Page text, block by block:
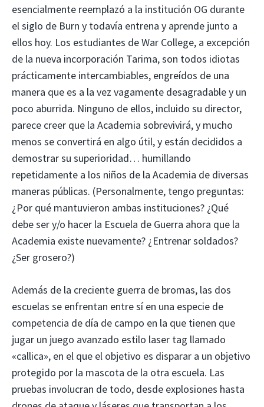
esencialmente reemplazó a la institución OG durante
el siglo de Burn y todavía entrena y aprende junto a
ellos hoy. Los estudiantes de War College, a excepción
de la nueva incorporación Tarima, son todos idiotas
prácticamente intercambiables, engreídos de una
manera que es a la vez vagamente desagradable y un
poco aburrida. Ninguno de ellos, incluido su director,
parece creer que la Academia sobrevivirá, y mucho
menos se convertirá en algo útil, y están decididos a
demostrar su superioridad… humillando
repetidamente a los niños de la Academia de diversas
maneras públicas. (Personalmente, tengo preguntas:
¿Por qué mantuvieron ambas instituciones? ¿Qué
debe ser y/o hacer la Escuela de Guerra ahora que la
Academia existe nuevamente? ¿Entrenar soldados?
¿Ser grosero?)
Además de la creciente guerra de bromas, las dos
escuelas se enfrentan entre sí en una especie de
competencia de día de campo en la que tienen que
jugar un juego avanzado estilo laser tag llamado
«callica», en el que el objetivo es disparar a un objetivo
protegido por la mascota de la otra escuela. Las
pruebas involucran de todo, desde explosiones hasta